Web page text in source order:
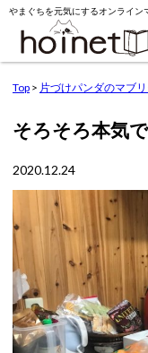
やまぐちを元気にするオンライン
Top > 片づけパンダのマブ
そろそろ本気
2020.12.24